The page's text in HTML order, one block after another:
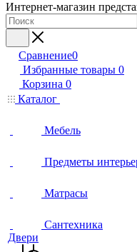
Интернет-магазин
Сравнение0
Избранные товары 0
Корзина 0
Каталог
Мебель
Предметы
Матрасы
Сантехника
Двери